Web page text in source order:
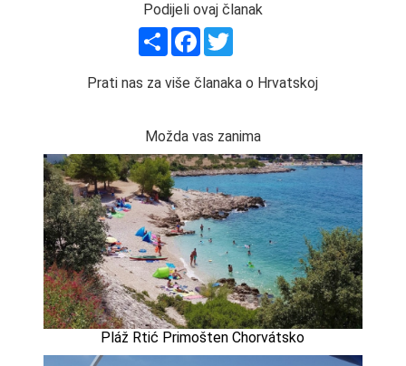
Podijeli ovaj članak
ShareFacebook
Prati nas za više članaka o Hrvatskoj
Možda vas zanima
Pláž Rtić Primošten Chorvátsko